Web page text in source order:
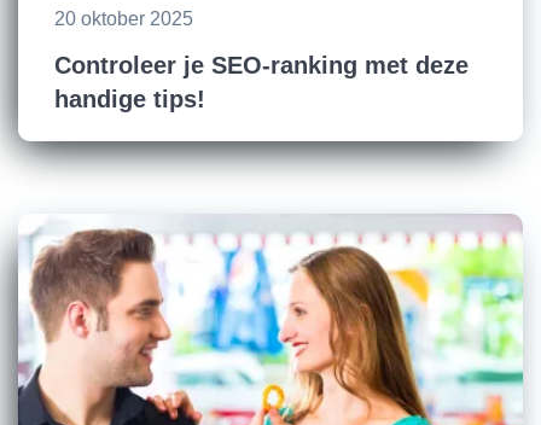
20 oktober 2025
Controleer je SEO-ranking met deze
handige tips!